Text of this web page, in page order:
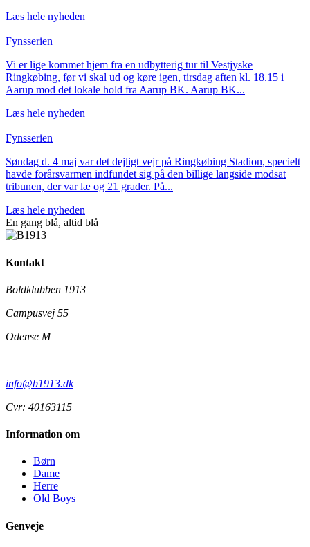
Læs hele nyheden
Fynsserien
Vi er lige kommet hjem fra en udbytterig tur til Vestjyske
Ringkøbing, før vi skal ud og køre igen, tirsdag aften kl. 18.15 i
Aarup mod det lokale hold fra Aarup BK. Aarup BK...
Læs hele nyheden
Fynsserien
Søndag d. 4 maj var det dejligt vejr på Ringkøbing Stadion, specielt
havde forårsvarmen indfundet sig på den billige langside modsat
tribunen, der var læ og 21 grader. På...
Læs hele nyheden
En gang blå, altid blå
Kontakt
Boldklubben 1913
Campusvej 55
Odense M
info@b1913.dk
Cvr: 40163115
Information om
Børn
Dame
Herre
Old Boys
Genveje